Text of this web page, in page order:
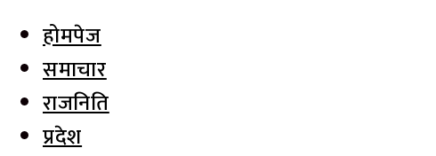
होमपेज
समाचार
राजनिति
प्रदेश